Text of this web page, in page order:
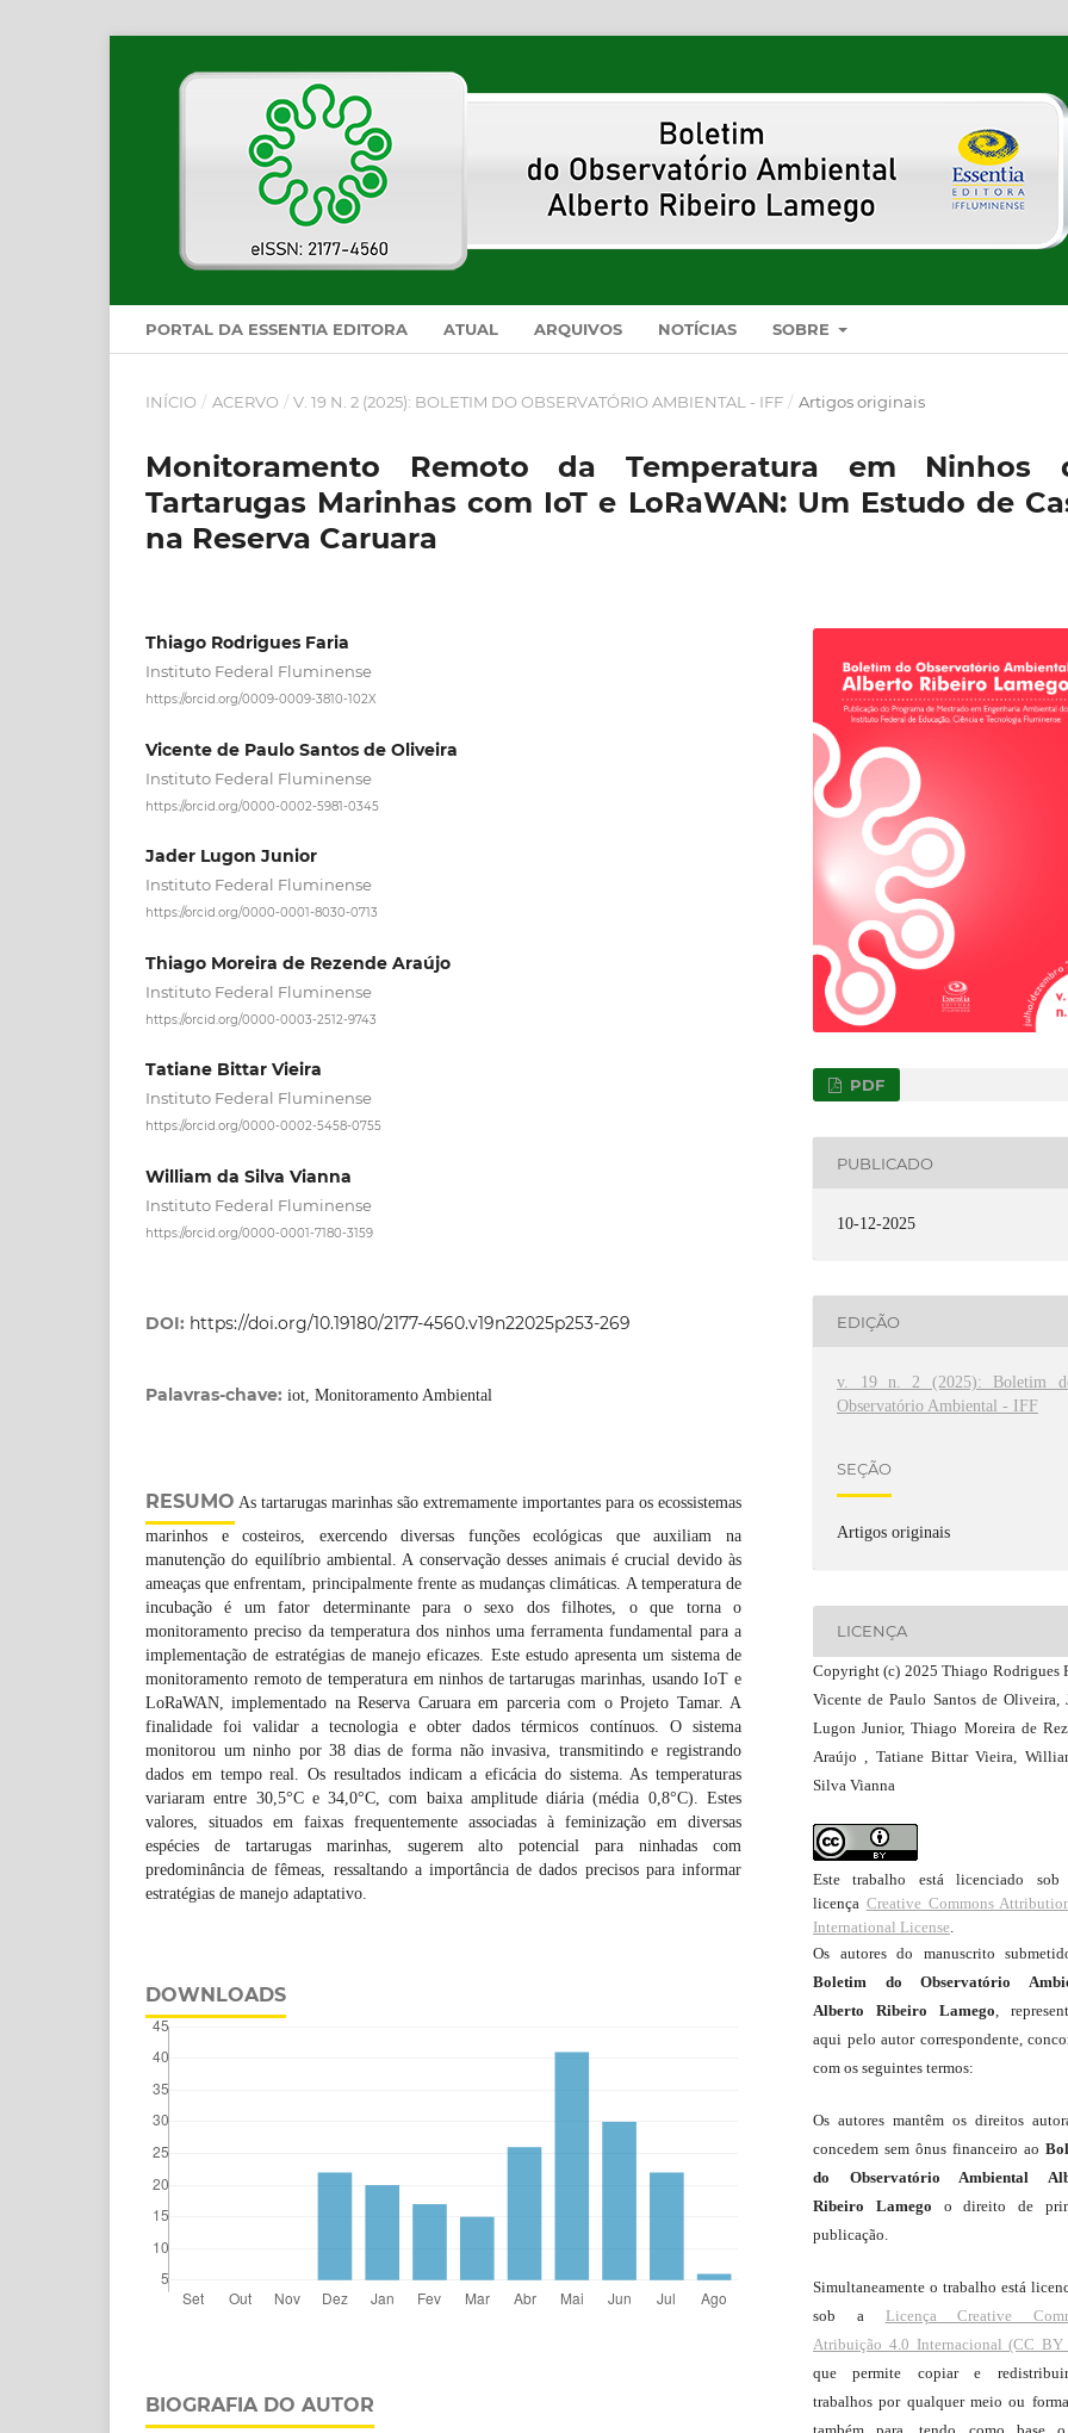
PORTAL DA ESSENTIA EDITORA ATUAL ARQUIVOS NOTÍCIAS SOBRE
INÍCIO / ACERVO / V. 19 N. 2 (2025): BOLETIM DO OBSERVATÓRIO AMBIENTAL - IFF / Artigos originais
Monitoramento Remoto da Temperatura em Ninhos
Tartarugas Marinhas com IoT e LoRaWAN: Um Estudo de
na Reserva Caruara
Thiago Rodrigues Faria
Instituto Federal Fluminense
https://orcid.org/0009-0009-3810-102X
Vicente de Paulo Santos de Oliveira
Instituto Federal Fluminense
https://orcid.org/0000-0002-5981-0345
Jader Lugon Junior
Instituto Federal Fluminense
https://orcid.org/0000-0001-8030-0713
Thiago Moreira de Rezende Araújo
Instituto Federal Fluminense
https://orcid.org/0000-0003-2512-9743
Tatiane Bittar Vieira
Instituto Federal Fluminense
https://orcid.org/0000-0002-5458-0755
William da Silva Vianna
Instituto Federal Fluminense
https://orcid.org/0000-0001-7180-3159
DOI: https://doi.org/10.19180/2177-4560.v19n22025p253-269
Palavras-chave: iot, Monitoramento Ambiental
RESUMO As tartarugas marinhas são extremamente importantes para os ecossistemas
marinhos e costeiros, exercendo diversas funções ecológicas que auxiliam na
manutenção do equilíbrio ambiental. A conservação desses animais é crucial devido às
ameaças que enfrentam, principalmente frente as mudanças climáticas. A temperatura de
incubação é um fator determinante para o sexo dos filhotes, o que torna o
monitoramento preciso da temperatura dos ninhos uma ferramenta fundamental para a
implementação de estratégias de manejo eficazes. Este estudo apresenta um sistema de
monitoramento remoto de temperatura em ninhos de tartarugas marinhas, usando IoT e
LoRaWAN, implementado na Reserva Caruara em parceria com o Projeto Tamar. A
finalidade foi validar a tecnologia e obter dados térmicos contínuos. O sistema
monitorou um ninho por 38 dias de forma não invasiva, transmitindo e registrando
dados em tempo real. Os resultados indicam a eficácia do sistema. As temperaturas
variaram entre 30,5°C e 34,0°C, com baixa amplitude diária (média 0,8°C). Estes
valores, situados em faixas frequentemente associadas à feminização em diversas
espécies de tartarugas marinhas, sugerem alto potencial para ninhadas com
predominância de fêmeas, ressaltando a importância de dados precisos para informar
estratégias de manejo adaptativo.
DOWNLOADS
BIOGRAFIA DO AUTOR
PDF
PUBLICADO
10-12-2025
EDIÇÃO
v. 19 n. 2 (2025): Boletim
Observatório Ambiental - IFF
SEÇÃO
Artigos originais
LICENÇA
Copyright (c) 2025 Thiago Rodrigues
Vicente de Paulo Santos de Oliveira,
Lugon Junior, Thiago Moreira de
Araújo , Tatiane Bittar Vieira,
Silva Vianna
Este trabalho está licenciado sob
licença Creative Commons
International License
Os autores do manuscrito
Boletim do Observatório
Alberto Ribeiro Lamego ,
aqui pelo autor correspondente,
com os seguintes termos:
Os autores mantêm os direitos
concedem sem ônus financeiro ao
do Observatório Ambiental
Ribeiro Lamego o direito de
publicação.
Simultaneamente o trabalho está
sob a Licença Creative
Atribuição 4.0 Internacional (CC BY
que permite copiar e
trabalhos por qualquer meio ou